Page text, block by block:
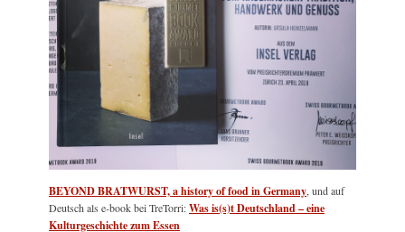
BEYOND BRATWURST, a history of food in Germany , und auf
Deutsch als e-book bei TreTorri:Was is(s)t Deutschland – eine
Kulturgeschichte zum Essen